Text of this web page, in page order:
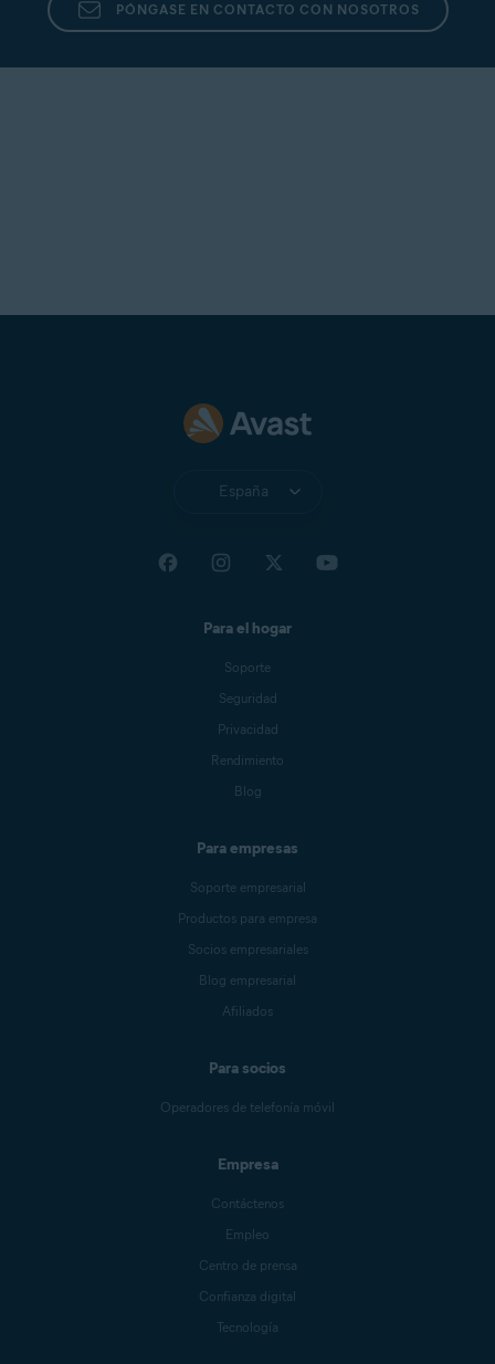
PÓNGASE EN CONTACTO CON NOSOTROS
España
Para el hogar
Soporte
Seguridad
Privacidad
Rendimiento
Blog
Para empresas
Soporte empresarial
Productos para empresa
Socios empresariales
Blog empresarial
Afiliados
Para socios
Operadores de telefonía móvil
Empresa
Contáctenos
Empleo
Centro de prensa
Confianza digital
Tecnología